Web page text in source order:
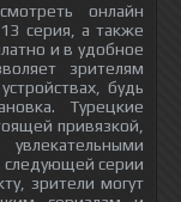
онлайн
серия, а также
и в удобное
зрителям
будь
Турецкие
привязкой,
следующей серии
зрители могут